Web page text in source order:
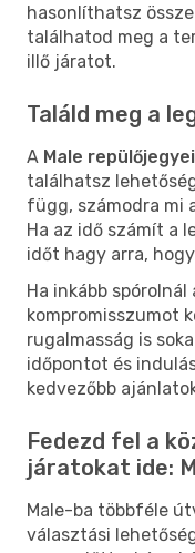
hasonlíthatsz
találhatod meg a
illő járatot.
Találd meg a
A Male repülőjegyei
találhatsz
függ, számodra mi
Ha az idő számít a
időt hagy arra,
Ha inkább
kompromisszumot
rugalmasság is
időpontot és
kedvezőbb
Fedezd fel a
járatokat ide:
Male-ba többféle
választási